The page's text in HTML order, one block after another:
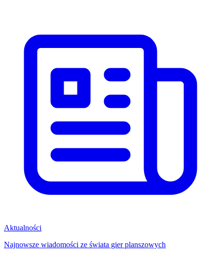
Aktualności
Najnowsze wiadomości ze świata gier planszowych